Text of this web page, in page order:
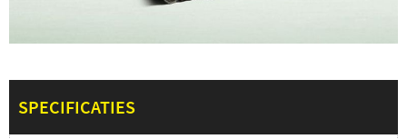
SPECIFICATIES